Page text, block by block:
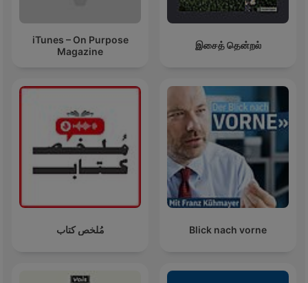
iTunes – On Purpose
Magazine
இசைத் தென்றல்
مُلخص كتاب Blick nach vorne